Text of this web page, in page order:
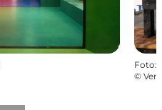
Foto:
©